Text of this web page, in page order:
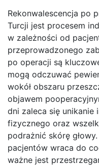
Rekonwalescencja po
Turcji jest procesem
w zależności od
przeprowadzonego
po operacji są
mogą odczuwać
wokół obszaru
objawem
dni zaleca się unikanie
fizycznego oraz
podrażnić skórę
pacjentów wraca do
ważne jest